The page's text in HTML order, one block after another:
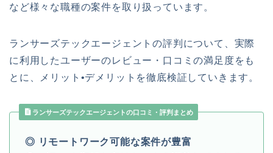
など様々な職種の案件を取り扱っています。
ランサーズテックエージェントの評判について、実際
に利用したユーザーのレビュー・口コミの満足度をも
とに、メリット•デメリットを徹底検証していきます。
ランサーズテックエージェントの口コミ・評判まとめ
◎ リモートワーク可能な案件が豊富